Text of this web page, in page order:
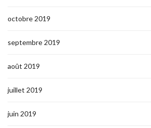
octobre 2019
septembre 2019
août 2019
juillet 2019
juin 2019